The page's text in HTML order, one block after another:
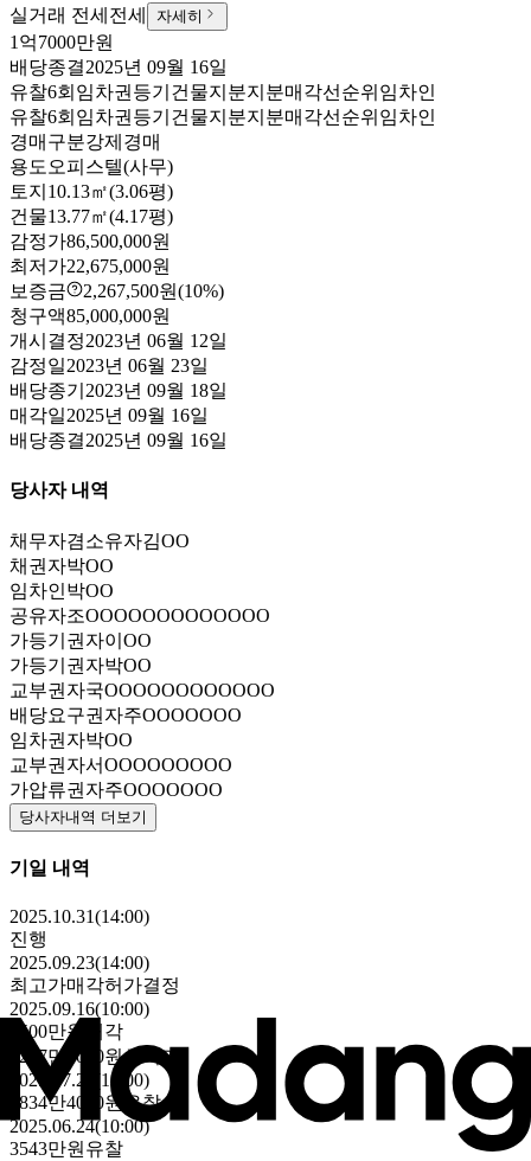
실거래 전세 전세 자세히
1억7000만원
배당종결2025년 09월 16일
유찰6회 임차권등기 건물지분지분매각선순위임차인
유찰6회 임차권등기 건물지분지분매각선순위임차인
경매구분강제경매
용도 오피스텔(사무)
토지 10.13㎡(3.06평)
건물13.77㎡(4.17평)
감정가86,500,000원
최저가22,675,000원
보증금
2,267,500원(10%)
청구액85,000,000원
개시결정2023년 06월 12일
감정일2023년 06월 23일
배당종기 2023년 09월 18일
매각일2025년 09월 16일
배당종결2025년 09월 16일
당사자 내역
채무자겸소유자김OO
채권자박OO
임차인박OO
공유자조OOOOOOOOOOOOO
가등기권자이OO
가등기권자박OO
교부권자국OOOOOOOOOOOO
배당요구권자주OOOOOOO
임차권자박OO
교부권자서OOOOOOOOO
가압류권자주OOOOOOO
당사자내역 더보기
기일 내역
2025.10.31(14:00)
진행
2025.09.23(14:00)
최고가매각허가결정
2025.09.16(10:00)
8500만원
매각
2267만5000원최저가
2025.07.29(10:00)
2834만4000원
유찰
2025.06.24(10:00)
3543만원 유찰